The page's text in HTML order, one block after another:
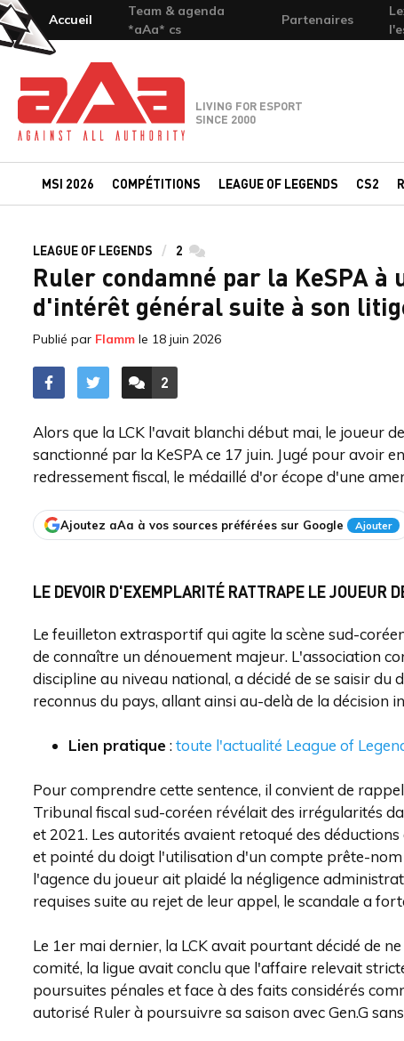
Accueil
Team & agenda
*aAa* cs
Partenaires
Team-aAa - against All authority
LIVING FOR ESPORT
SINCE 2000
MSI 2026 COMPÉTITIONS LEAGUE OF LEGENDS CS2
LEAGUE OF LEGENDS 2 commentaires
Ruler condamné par la KeSPA
d'intérêt général suite à son
Publié par Flamm le 18 juin 2026
ACCÉDER AUX
2
COMMENTAIRES
Alors que la LCK l'avait blanchi début mai, le joueur
sanctionné par la KeSPA ce 17 juin. Jugé pour avoir
redressement fiscal, le médaillé d'or écope d'une
Ajoutez aAa à vos sources préférées sur Google Ajouter
LE DEVOIR D'EXEMPLARITÉ RATTRAPE LE JOUEUR
Le feuilleton extrasportif qui agite la scène sud-
de connaître un dénouement majeur. L'association
discipline au niveau national, a décidé de se saisir du
reconnus du pays, allant ainsi au-delà de la décision
Lien pratique:toute l'actualité League of
Pour comprendre cette sentence, il convient de
Tribunal fiscal sud-coréen révélait des irrégularités
et 2021. Les autorités avaient retoqué des
et pointé du doigt l'utilisation d'un compte prête-
l'agence du joueur ait plaidé la négligence
requises suite au rejet de leur appel, le scandale a
Le 1er mai dernier, la LCK avait pourtant décidé de
comité, la ligue avait conclu que l'affaire relevait
poursuites pénales et face à des faits considérés
autorisé Ruler à poursuivre sa saison avec Gen.G